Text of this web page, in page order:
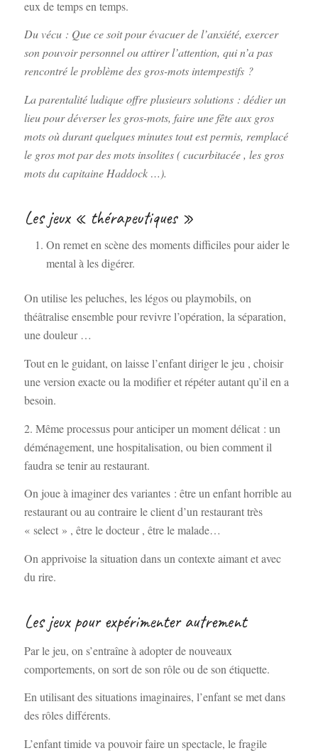
eux de temps en temps.
Du vécu : Que ce soit pour évacuer de l’anxiété, exercer
son pouvoir personnel ou attirer l’attention, qui n’a pas
rencontré le problème des gros-mots intempestifs ?
La parentalité ludique offre plusieurs solutions : dédier un
lieu pour déverser les gros-mots, faire une fête aux gros
mots où durant quelques minutes tout est permis, remplacé
le gros mot par des mots insolites ( cucurbitacée , les gros
mots du capitaine Haddock …).
Les jeux « thérapeutiques »
On remet en scène des moments difficiles pour aider le
mental à les digérer.
On utilise les peluches, les légos ou playmobils, on
théâtralise ensemble pour revivre l’opération, la séparation,
une douleur …
Tout en le guidant, on laisse l’enfant diriger le jeu , choisir
une version exacte ou la modifier et répéter autant qu’il en a
besoin.
2. Même processus pour anticiper un moment délicat : un
déménagement, une hospitalisation, ou bien comment il
faudra se tenir au restaurant.
On joue à imaginer des variantes : être un enfant horrible au
restaurant ou au contraire le client d’un restaurant très
« select » , être le docteur , être le malade…
On apprivoise la situation dans un contexte aimant et avec
du rire.
Les jeux pour expérimenter autrement
Par le jeu, on s’entraîne à adopter de nouveaux
comportements, on sort de son rôle ou de son étiquette.
En utilisant des situations imaginaires, l’enfant se met dans
des rôles différents.
L’enfant timide va pouvoir faire un spectacle, le fragile